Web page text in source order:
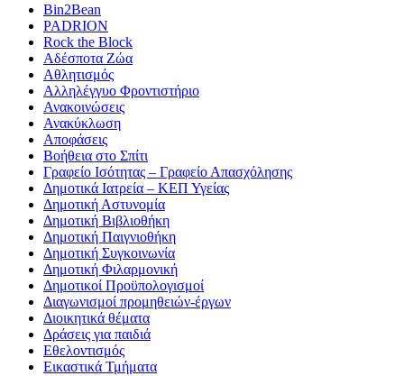
Bin2Bean
PADRION
Rock the Block
Αδέσποτα Ζώα
Αθλητισμός
Αλληλέγγυο Φροντιστήριο
Ανακοινώσεις
Ανακύκλωση
Αποφάσεις
Βοήθεια στο Σπίτι
Γραφείο Ισότητας – Γραφείο Απασχόλησης
Δημοτικά Ιατρεία – ΚΕΠ Υγείας
Δημοτική Αστυνομία
Δημοτική Βιβλιοθήκη
Δημοτική Παιγνιοθήκη
Δημοτική Συγκοινωνία
Δημοτική Φιλαρμονική
Δημοτικοί Προϋπολογισμοί
Διαγωνισμοί προμηθειών-έργων
Διοικητικά θέματα
Δράσεις για παιδιά
Εθελοντισμός
Εικαστικά Τμήματα